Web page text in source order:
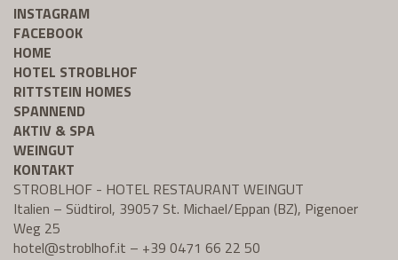
INSTAGRAM
FACEBOOK
HOME
HOTEL STROBLHOF
RITTSTEIN HOMES
SPANNEND
AKTIV & SPA
WEINGUT
KONTAKT
STROBLHOF - HOTEL RESTAURANT WEINGUT
Italien – Südtirol, 39057 St. Michael/Eppan (BZ), Pigenoer
Weg 25
hotel@stroblhof.it – +39 0471 66 22 50